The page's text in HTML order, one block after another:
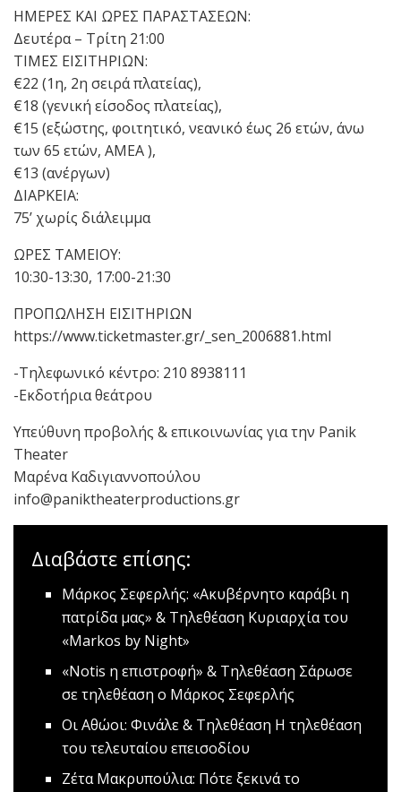
ΗΜΕΡΕΣ ΚΑΙ ΩΡΕΣ ΠΑΡΑΣΤΑΣΕΩΝ:
Δευτέρα – Τρίτη 21:00
ΤΙΜΕΣ ΕΙΣΙΤΗΡΙΩΝ:
€22 (1η, 2η σειρά πλατείας),
€18 (γενική είσοδος πλατείας),
€15 (εξώστης, φοιτητικό, νεανικό έως 26 ετών, άνω
των 65 ετών, ΑΜΕΑ ),
€13 (ανέργων)
ΔΙΑΡΚΕΙΑ:
75’ χωρίς διάλειμμα
ΩΡΕΣ ΤΑΜΕΙΟΥ:
10:30-13:30, 17:00-21:30
ΠΡΟΠΩΛΗΣΗ ΕΙΣΙΤΗΡΙΩΝ
https://www.ticketmaster.gr/_sen_2006881.html
-Τηλεφωνικό κέντρο: 210 8938111
-Εκδοτήρια θεάτρου
Υπεύθυνη προβολής & επικοινωνίας για την Panik
Theater
Μαρένα Καδιγιαννοπούλου
info@paniktheaterproductions.gr
Διαβάστε επίσης:
Μάρκος Σεφερλής: «Ακυβέρνητο καράβι η
πατρίδα μας» & Τηλεθέαση Κυριαρχία του
«Markos by Night»
«Notis η επιστροφή» & Τηλεθέαση Σάρωσε
σε τηλεθέαση ο Μάρκος Σεφερλής
Οι Αθώοι: Φινάλε & Τηλεθέαση Η τηλεθέαση
του τελευταίου επεισοδίου
Ζέτα Μακρυπούλια: Πότε ξεκινά το